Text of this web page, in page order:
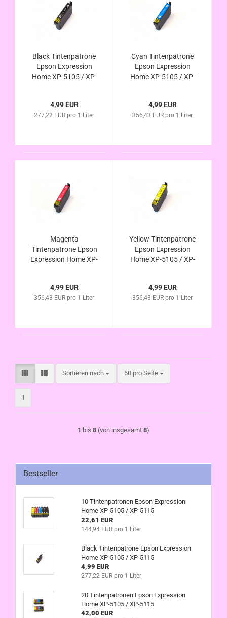
Black Tintenpatrone
Epson Expression
Home XP-5105 / XP-
4,99 EUR
277,22 EUR pro 1 Liter
Cyan Tintenpatrone
Epson Expression
Home XP-5105 / XP-
4,99 EUR
356,43 EUR pro 1 Liter
Magenta
Tintenpatrone Epson
Expression Home XP-
4,99 EUR
356,43 EUR pro 1 Liter
Yellow Tintenpatrone
Epson Expression
Home XP-5105 / XP-
4,99 EUR
356,43 EUR pro 1 Liter
Sortieren nach
Sortieren nach 60 pro Seite
pro Seite
1
1 bis 8 (von insgesamt 8)
Bestseller
10 Tintenpatronen Epson Expression
Home XP-5105 / XP-5115
22,61 EUR
144,94 EUR pro 1 Liter
Black Tintenpatrone Epson Expression
Home XP-5105 / XP-5115
4,99 EUR
277,22 EUR pro 1 Liter
20 Tintenpatronen Epson Expression
Home XP-5105 / XP-5115
42,00 EUR